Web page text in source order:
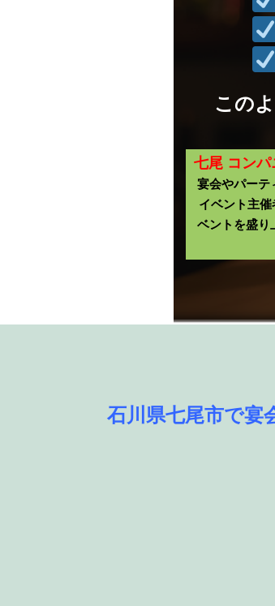
この
七尾 コン
宴会やパーテ
イベント主
ベントを盛
石川県七尾市で